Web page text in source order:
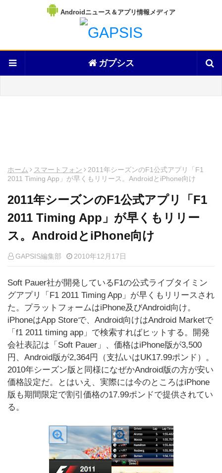
Androidニュース＆アプリ情報メディア
ガプシス
ホーム スマートフォン
2011年シーズンのF1公式アプリ「F1
2011 Timing App」が早くもリリース。AndroidとiPhone向け
2011年シーズンのF1公式アプリ「F1
2011 Timing App」が早くもリリー
ス。AndroidとiPhone向け
GAPSIS編集部 2010年12月17日
Soft Pauer社が開発しているF1の公式ライブタイミン
グアプリ「F1 2011 Timing App」が早くもリリースされ
た。プラットフォームはiPhone及びAndroid向け。
iPhoneはApp Storeで、Android向けはAndroid Marketで
「f1 2011 timing app」で検索すればヒットする。開発
会社表記は「Soft Pauer」、価格はiPhone版が3,500
円、Android版が2,364円（支払いはUK17.99ポンド）。
2010年シーズン版と同様になぜかAndroid版の方が安い
価格設定だ。とはいえ、実際には今のところはiPhone
版も期間限定で割引価格の17.99ポンドで提供されてい
る。